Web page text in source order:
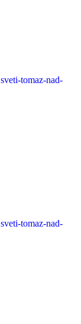
sveti-tomaz-nad-
sveti-tomaz-nad-